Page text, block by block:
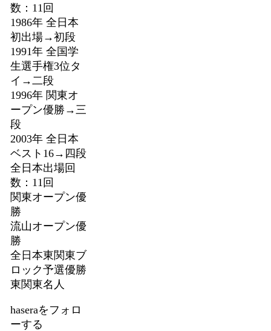
数：11回
1986年 全日本
初出場→初段
1991年 全国学
生選手権3位タ
イ→二段
1996年 関東オ
ープン優勝→三
段
2003年 全日本
ベスト16→四段
全日本出場回
数：11回
関東オープン優
勝
流山オープン優
勝
全日本東関東ブ
ロック予選優勝
東関東名人
haseraをフォロ
ーする